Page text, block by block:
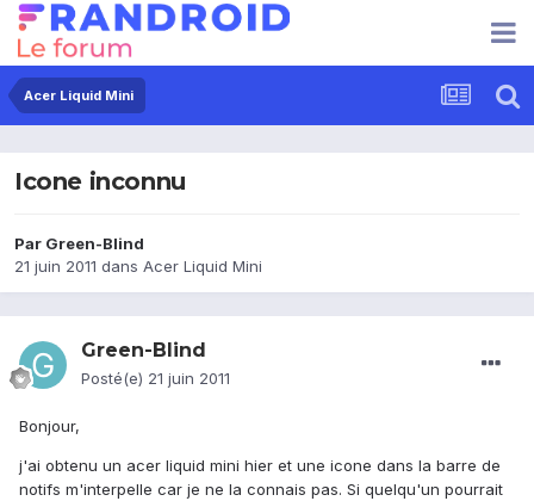
Acer Liquid Mini
Icone inconnu
Par Green-Blind
21 juin 2011 dans Acer Liquid Mini
Green-Blind
Posté(e) 21 juin 2011
Bonjour,
j'ai obtenu un acer liquid mini hier et une icone dans la barre de
notifs m'interpelle car je ne la connais pas. Si quelqu'un pourrait